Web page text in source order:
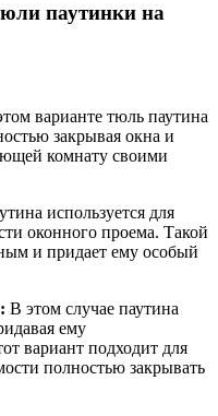
паутинки на
варианте тюль паутина
закрывая окна и
комнату своими
используется для
оконного проема. Такой
и придает ему особый
В этом случае паутина
ему
вариант подходит для
полностью закрывать